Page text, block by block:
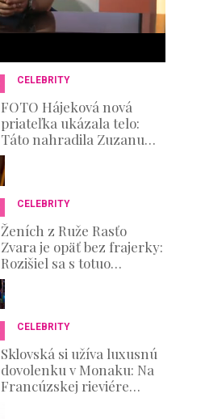
CELEBRITY
FOTO Hájeková nová
priateľka ukázala telo:
Táto nahradila Zuzanu
Belohorcovú
CELEBRITY
Ženích z Ruže Rasťo
Zvara je opäť bez frajerky:
Rozišiel sa s totuo
známou kráskou
CELEBRITY
Sklovská si užíva luxusnú
dovolenku v Monaku: Na
Francúzskej rieviére